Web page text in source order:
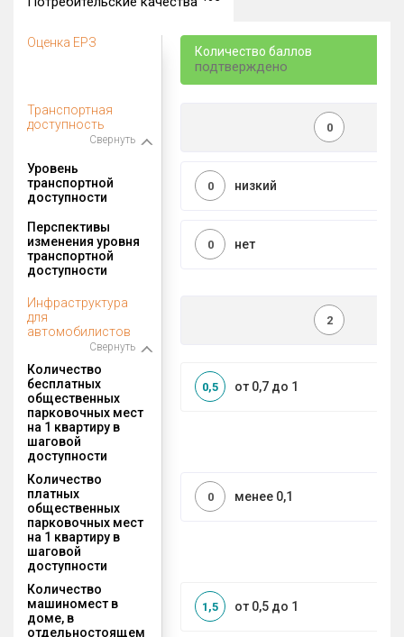
Оценка ЕРЗ
Количество баллов
подтверждено
Транспортная
доступность
Свернуть
0
Уровень
транспортной
доступности
низкий
0
Перспективы
изменения уровня
транспортной
доступности
нет
0
Инфраструктура
для
автомобилистов
Свернуть
2
Количество
бесплатных
общественных
парковочных мест
на 1 квартиру в
шаговой
доступности
от 0,7 до 1
0,5
Количество
платных
общественных
парковочных мест
на 1 квартиру в
шаговой
доступности
менее 0,1
0
Количество
машиномест в
доме, в
отдельностоящем
от 0,5 до 1
1,5